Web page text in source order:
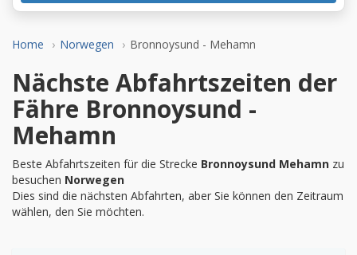
Home Norwegen Bronnoysund - Mehamn
Nächste Abfahrtszeiten der
Fähre Bronnoysund -
Mehamn
Beste Abfahrtszeiten für die Strecke Bronnoysund Mehamn zu
besuchen Norwegen
Dies sind die nächsten Abfahrten, aber Sie können den Zeitraum
wählen, den Sie möchten.